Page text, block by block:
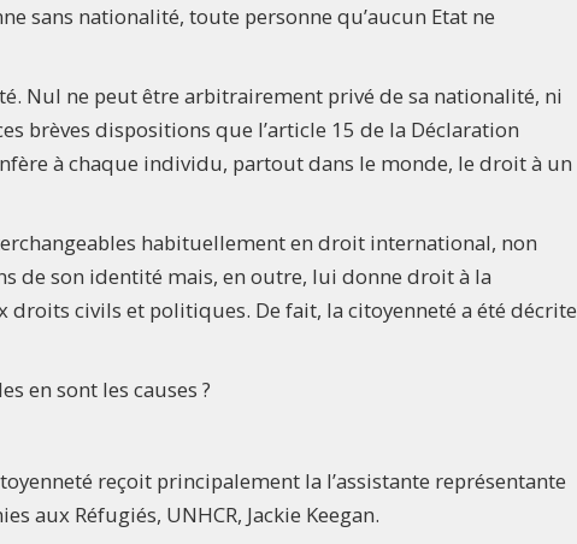
sans nationalité, toute personne qu’aucun Etat ne
Nul ne peut être arbitrairement privé de sa nationalité, ni
brèves dispositions que l’article 15 de la Déclaration
à chaque individu, partout dans le monde, le droit à un
habituellement en droit international, non
de son identité mais, en outre, lui donne droit à la
droits civils et politiques. De fait, la citoyenneté a été décrite
en sont les causes ?
reçoit principalement la l’assistante représentante
aux Réfugiés, UNHCR, Jackie Keegan.